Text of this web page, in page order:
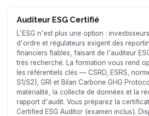
Auditeur ESG Certifié
L'ESG n'est plus une option :
d'ordre et régulateurs exigent des
financiers fiables, faisant de l'auditeur
très recherché. La formation vous rend
les référentiels clés — CSRD, ESRS,
S1/S2), GRI et Bilan Carbone GHG
matérialité, la collecte de données et la
rapport d'audit. Vous préparez la
Certified ESG Auditor (examen inclus).